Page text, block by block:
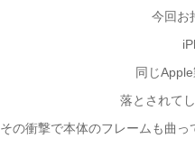
今回お
同じ
落とされて
その衝撃で本体のフレームも曲っ